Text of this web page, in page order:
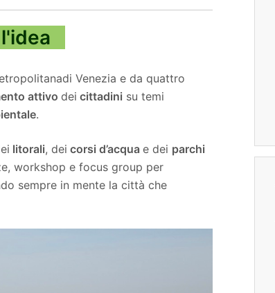
di Venezia e da quattro
attivo dei cittadini su temi
.
litorali, dei corsi d’acqua e dei parchi
workshop e focus group per
sempre in mente la città che